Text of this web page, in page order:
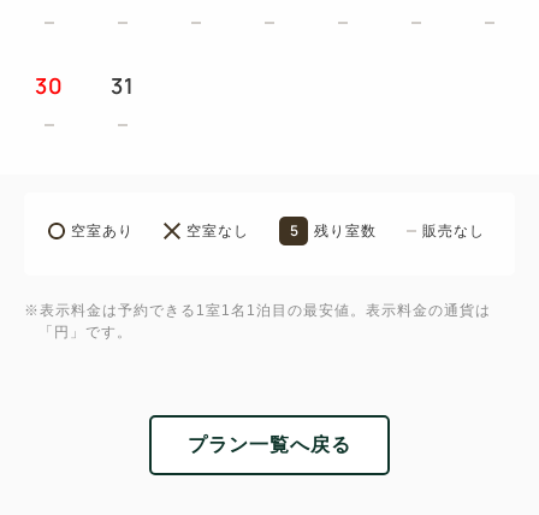
30 31
空室あり 空室なし 5 残り室数 販売なし
※表示料金は予約できる1室1名1泊目の最安値。表示料金の通貨は
「円」です。
プラン一覧へ戻る